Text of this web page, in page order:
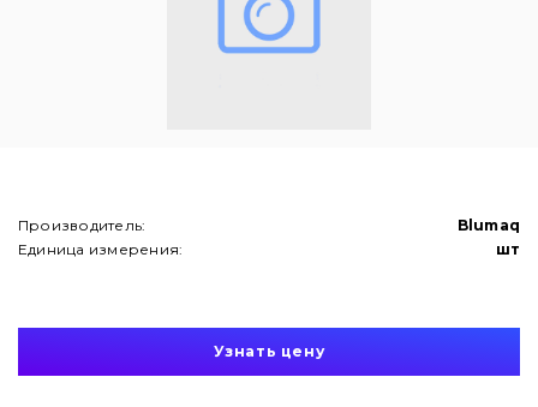
Производитель:
Blumaq
Единица измерения:
шт
Узнать цену